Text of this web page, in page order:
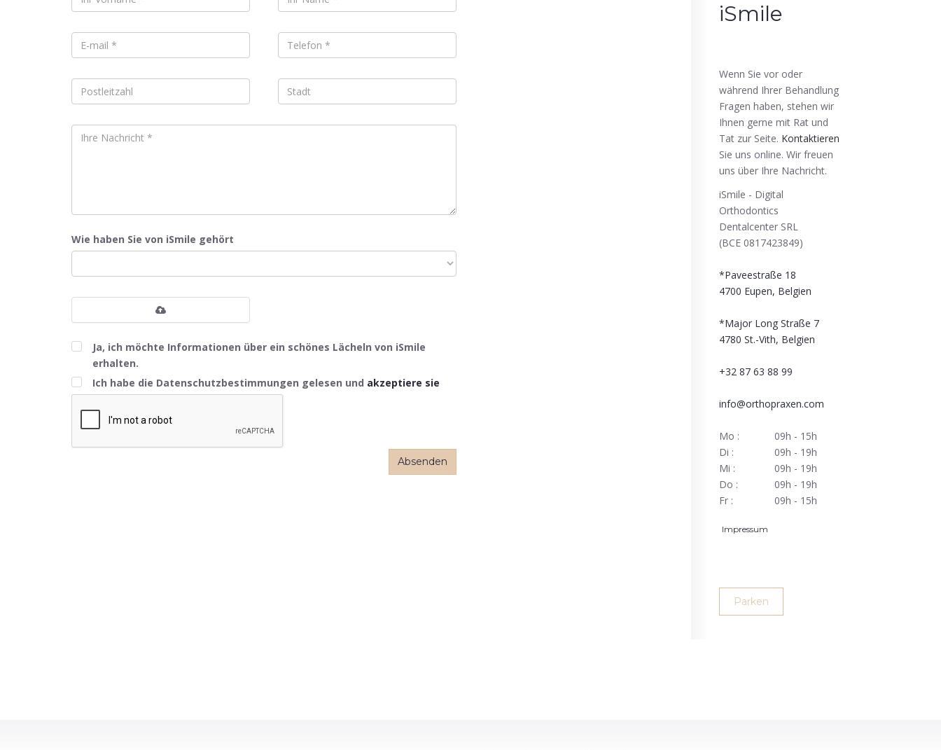
Wie haben Sie von iSmile gehört
Ja, ich möchte Informationen über ein schönes Lächeln von iSmile
erhalten.
Ich habe die Datenschutzbestimmungen gelesen und akzeptiere sie
Absenden
iSmile
Wenn Sie vor oder
während Ihrer Behandlung
Fragen haben, stehen wir
Ihnen gerne mit Rat und
Tat zur Seite. Kontaktieren
Sie uns online. Wir freuen
uns über Ihre Nachricht.
iSmile - Digital
Orthodontics
Dentalcenter SRL
(BCE 0817423849)
*Paveestraße 18
4700 Eupen, Belgien
*Major Long Straße 7
4780 St.-Vith, Belgien
+32 87 63 88 99
info@orthopraxen.com
Mo :
09h - 15h
Di :
09h - 19h
Mi :
09h - 19h
Do :
09h - 19h
Fr :
09h - 15h
Impressum
Parken